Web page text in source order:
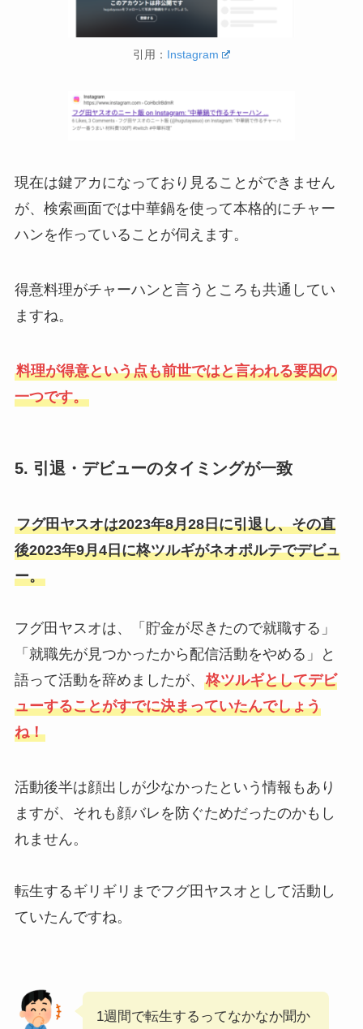
引用： Instagram
現在は鍵アカになっており見ることができません
が、検索画面では中華鍋を使って本格的にチャー
ハンを作っていることが伺えます。
得意料理がチャーハンと言うところも共通してい
ますね。
料理が得意という点も前世ではと言われる要因の
一つです。
5. 引退・デビューのタイミングが一致
フグ田ヤスオは2023年8月28日に引退し、その直
後2023年9月4日に柊ツルギがネオポルテでデビュ
ー。
フグ田ヤスオは、「貯金が尽きたので就職する」
「就職先が見つかったから配信活動をやめる」と
語って活動を辞めましたが、 柊ツルギとしてデビ
ューすることがすでに決まっていたんでしょう
ね！
活動後半は顔出しが少なかったという情報もあり
ますが、それも顔バレを防ぐためだったのかもし
れません。
転生するギリギリまでフグ田ヤスオとして活動し
ていたんですね。
1週間で転生するってなかなか聞か